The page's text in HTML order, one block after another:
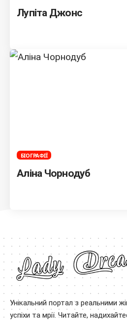
Лупіта Джонс
БІОГРАФІЇ
Аліна Чорнодуб
Унікальний портал з реальними
успіхи та мрії. Читайте,